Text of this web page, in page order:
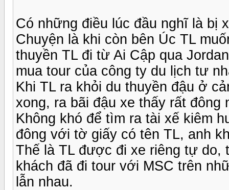
Có những điều lúc đầu nghĩ là bị
Chuyện là khi còn bên Úc TL
thuyền TL đi từ Ai Cập qua
mua tour của công ty du lịch tư
Khi TL ra khỏi du thuyền đậu ở
xong, ra bãi đậu xe thấy rất
Không khó để tìm ra tài xế kiêm
đông với tờ giấy có tên TL, anh
Thế là TL được đi xe riêng tự do,
khách đã đi tour với MSC trên
lẫn nhau.